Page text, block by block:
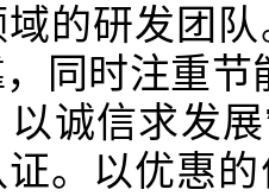
的研发团
同时注重节
诚信求发
。以优惠